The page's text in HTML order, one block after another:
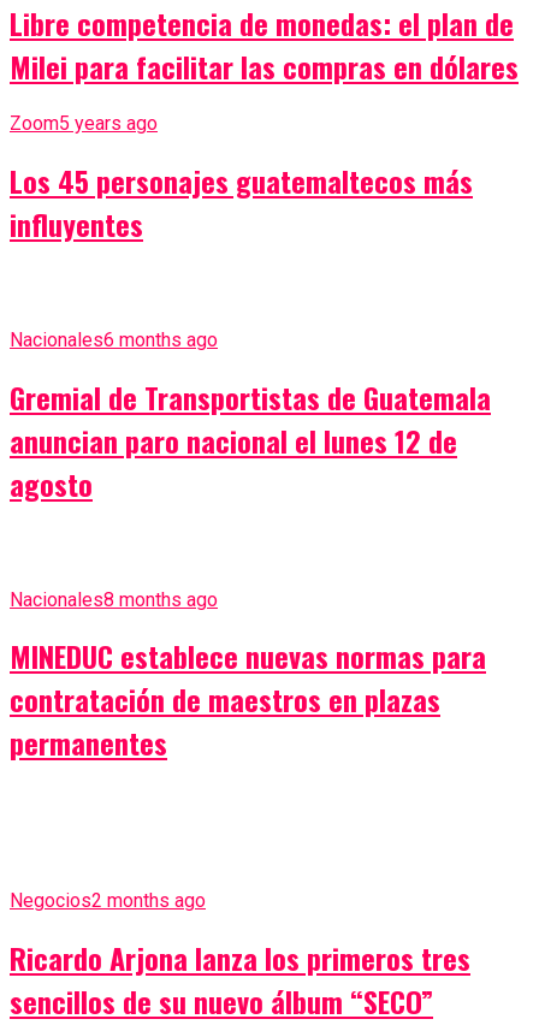
Libre competencia de monedas: el plan de
Milei para facilitar las compras en dólares
Zoom5 years ago
Los 45 personajes guatemaltecos más
influyentes
Nacionales6 months ago
Gremial de Transportistas de Guatemala
anuncian paro nacional el lunes 12 de
agosto
Nacionales8 months ago
MINEDUC establece nuevas normas para
contratación de maestros en plazas
permanentes
Negocios2 months ago
Ricardo Arjona lanza los primeros tres
sencillos de su nuevo álbum “SECO”